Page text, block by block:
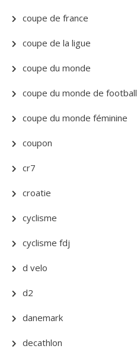
coupe de france
coupe de la ligue
coupe du monde
coupe du monde de football
coupe du monde féminine
coupon
cr7
croatie
cyclisme
cyclisme fdj
d velo
d2
danemark
decathlon